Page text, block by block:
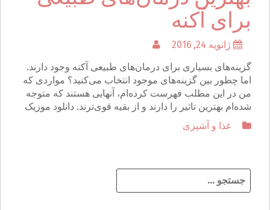
برای آکنه
ژانویه 24, 2016
گزینه‌های بسیاری برای درمان‌های طبیعی آکنه وجود دارند.
اما چطور بین گزینه‌های موجود انتخاب می‌کنید؟ مواردی که
من در این مطلب فهرست کرده‌ام، آنهایی هستند که متوجه
شده‌ام بهترین تاثیر را دارند و از بقیه قوی‌ترند. دانلود موزیک
غذا و آشپزی
س